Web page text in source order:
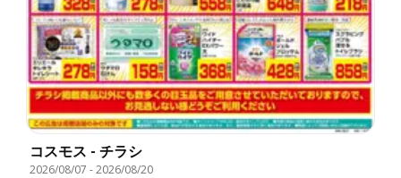
コスモス - チラシ
2026/08/07 -2026/08/20